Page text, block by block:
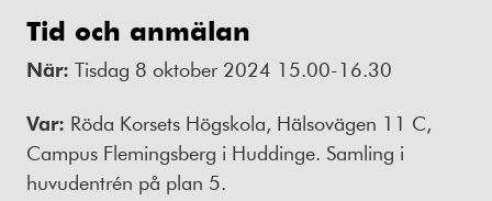
Tid och anmälan
När: Tisdag 8 oktober 2024 15.00-16.30
Var: Röda Korsets Högskola, Hälsovägen 11 C,
Campus Flemingsberg i Huddinge. Samling i
huvudentrén på plan 5.